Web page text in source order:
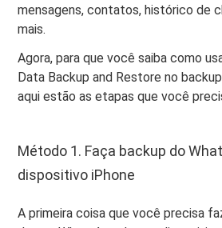
mensagens, contatos, histórico de
mais.
Agora, para que você saiba como
Data Backup and Restore no
aqui estão as etapas que você
Método 1. Faça backup do
dispositivo iPhone
A primeira coisa que você precisa